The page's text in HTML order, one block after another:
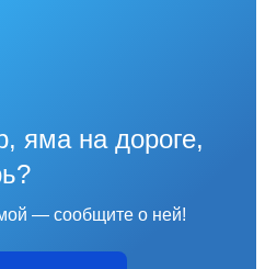
яма на дороге,
— сообщите о ней!